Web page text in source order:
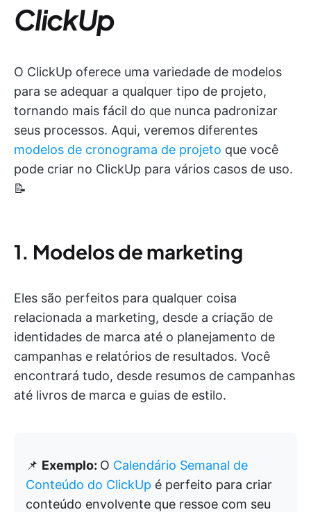
ClickUp
O ClickUp oferece uma variedade de modelos
para se adequar a qualquer tipo de projeto,
tornando mais fácil do que nunca padronizar
seus processos. Aqui, veremos diferentes
modelos de cronograma de projeto que você
pode criar no ClickUp para vários casos de uso.
📝
1. Modelos de marketing
Eles são perfeitos para qualquer coisa
relacionada a marketing, desde a criação de
identidades de marca até o planejamento de
campanhas e relatórios de resultados. Você
encontrará tudo, desde resumos de campanhas
até livros de marca e guias de estilo.
📌 Exemplo: O Calendário Semanal de
Conteúdo do ClickUp é perfeito para criar
conteúdo envolvente que ressoe com seu